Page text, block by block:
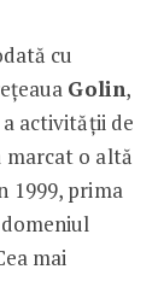
cu
Golin,
activității de
marcat o altă
1999, prima
mai